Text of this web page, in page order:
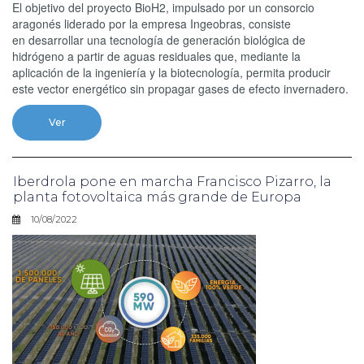
El objetivo del proyecto BioH2, impulsado por un consorcio
aragonés liderado por la empresa Ingeobras, consiste
en desarrollar una tecnología de generación biológica de
hidrógeno a partir de aguas residuales que, mediante la
aplicación de la ingeniería y la biotecnología, permita producir
este vector energético sin propagar gases de efecto invernadero.
Ver
Iberdrola pone en marcha Francisco Pizarro, la
planta fotovoltaica más grande de Europa
10/08/2022